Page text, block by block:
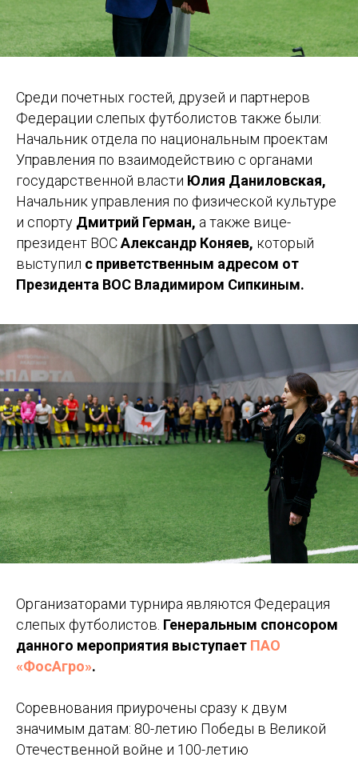
Среди почетных гостей, друзей и партнеров
Федерации слепых футболистов также были:
Начальник отдела по национальным проектам
Управления по взаимодействию с органами
государственной власти Юлия Даниловская,
Начальник управления по физической культуре
и спорту Дмитрий Герман, а также вице-
президент ВОСАлександр Коняев, который
выступил с приветственным адресом от
Президента ВОС Владимиром Сипкиным.
Организаторами турнира являются Федерация
слепых футболистов. Генеральным спонсором
данного мероприятия выступает ПАО
«ФосАгро».
Соревнования приурочены сразу к двум
значимым датам: 80-летию Победы в Великой
Отечественной войне и 100-летию